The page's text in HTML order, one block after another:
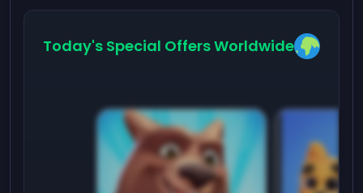
Today's Special Offers Worldwide